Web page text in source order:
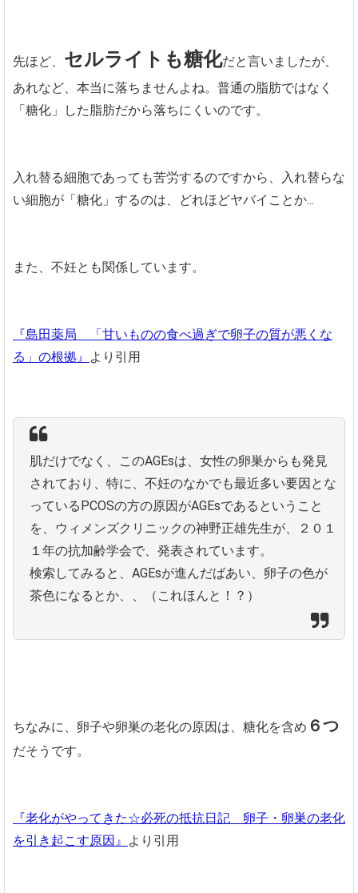
先ほど、 セルライトも糖化だと言いましたが、
あれなど、本当に落ちませんよね。普通の脂肪ではなく
「糖化」した脂肪だから落ちにくいのです。
入れ替る細胞であっても苦労するのですから、入れ替らな
い細胞が「糖化」するのは、どれほどヤバイことか...
また、不妊とも関係しています。
『島田薬局 「甘いものの食べ過ぎで卵子の質が悪くな
る」の根拠』 より引用
肌だけでなく、このAGEsは、女性の卵巣からも発見
されており、特に、不妊のなかでも最近多い要因とな
っているPCOSの方の原因がAGEsであるということ
を、ウィメンズクリニックの神野正雄先生が、２０１
１年の抗加齢学会で、発表されています。
検索してみると、AGEsが進んだばあい、卵子の色が
茶色になるとか、、（これほんと！？）
ちなみに、卵子や卵巣の老化の原因は、糖化を含め ６つ
だそうです。
『老化がやってきた☆必死の抵抗日記 卵子・卵巣の老化
を引き起こす原因』 より引用